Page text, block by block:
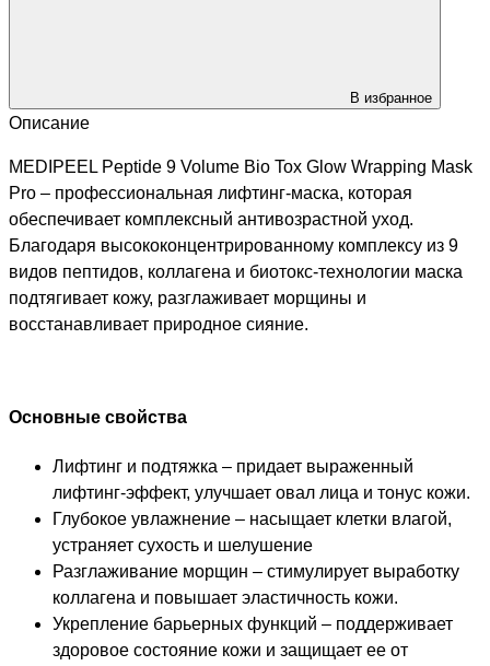
В избранное
Описание
MEDIPEEL Peptide 9 Volume Bio Tox Glow Wrapping Mask
Pro – профессиональная лифтинг-маска, которая
обеспечивает комплексный антивозрастной уход.
Благодаря высококонцентрированному комплексу из 9
видов пептидов, коллагена и биотокс-технологии маска
подтягивает кожу, разглаживает морщины и
восстанавливает природное сияние.
Основные свойства
Лифтинг и подтяжка – придает выраженный
лифтинг-эффект, улучшает овал лица и тонус кожи.
Глубокое увлажнение – насыщает клетки влагой,
устраняет сухость и шелушение
Разглаживание морщин – стимулирует выработку
коллагена и повышает эластичность кожи.
Укрепление барьерных функций – поддерживает
здоровое состояние кожи и защищает ее от